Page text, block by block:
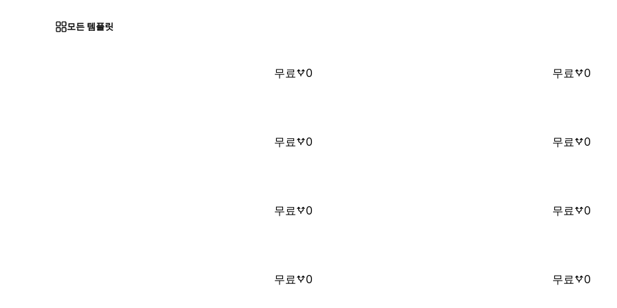
모든 템플릿
무료 0 무료 0
무료 0 무료 0
무료 0 무료 0
무료 0 무료 0